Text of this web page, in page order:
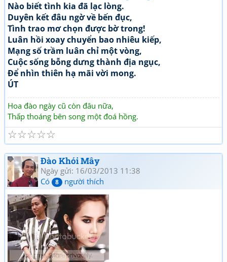
Nào biết tình kia đã lạc lòng.
Duyên kết đâu ngờ về bến đục,
Tình trao mơ chọn được bờ trong!
Luân hồi xoay chuyển bao nhiêu kiếp,
Mạng số trầm luân chỉ một vòng,
Cuộc sống bỗng dưng thành địa ngục,
Để nhìn thiên hạ mãi vời mong.
ÚT
Hoa đào ngày cũ còn đâu nữa,
Thấp thoáng bên song một đoá hồng.
☆
☆
☆
☆
☆
Đào Khói Mây
Ngày gửi: 16/03/2013 11:38
Có
8 người thích